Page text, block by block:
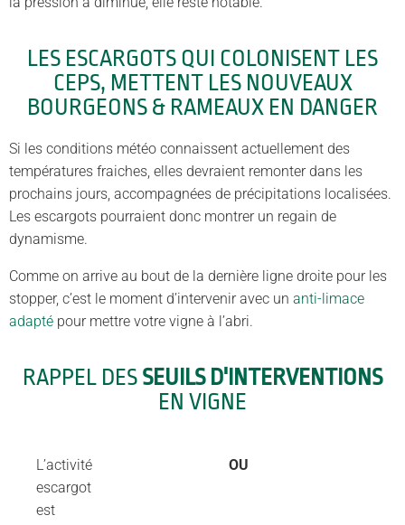
LES ESCARGOTS QUI COLONISENT LES
CEPS, METTENT LES NOUVEAUX
BOURGEONS & RAMEAUX EN DANGER
Si les conditions météo connaissent actuellement des
températures fraiches, elles devraient remonter dans les
prochains jours, accompagnées de précipitations localisées.
Les escargots pourraient donc montrer un regain de
dynamisme.
Comme on arrive au bout de la dernière ligne droite pour les
stopper, c’est le moment d’intervenir avec un anti-limace
adapté pour mettre votre vigne à l’abri.
RAPPEL DES SEUILS D'INTERVENTIONS
EN VIGNE
L’activité
escargot
est
OU